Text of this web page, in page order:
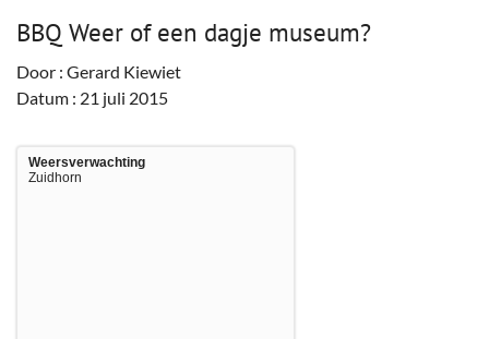
Welzijn & Maatschappij
Prikbord & Aanbiedingen
BBQ Weer of een dagje museum?
Door : Gerard Kiewiet
Datum : 21 juli 2015
Weersverwachting
Zuidhorn